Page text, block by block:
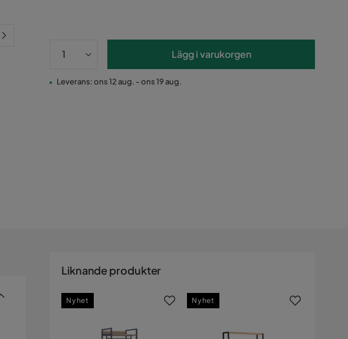
Lägg i varukorgen
Leverans: ons 12 aug. - ons 19 aug.
Liknande produkter
Nyhet Nyhet